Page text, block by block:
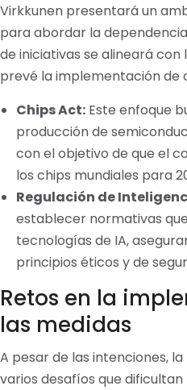
Virkkunen presentará un
para abordar la
de iniciativas se alineará con
prevé la implementación de
Chips Act: Este enfoque
producción de
con el objetivo de que el
los chips mundiales para
Regulación de
establecer normativas
tecnologías de IA,
principios éticos y de
Retos en la
las medidas
A pesar de las intenciones,
varios desafíos que